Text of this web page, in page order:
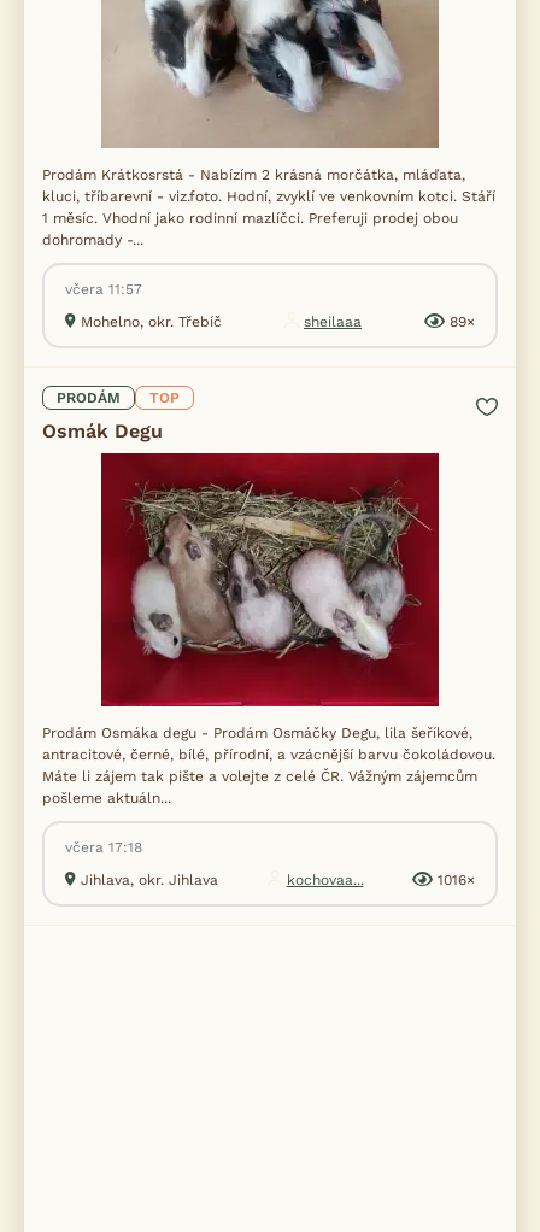
Prodám Krátkosrstá - Nabízím 2 krásná morčátka, mláďata,
kluci, tříbarevní - viz.foto. Hodní, zvyklí ve venkovním kotci. Stáří
1 měsíc. Vhodní jako rodinní mazlíčci. Preferuji prodej obou
dohromady -...
včera 11:57
Mohelno, okr. Třebíč
sheilaaa 89×
PRODÁM TOP
Osmák Degu
Prodám Osmáka degu - Prodám Osmáčky Degu, lila šeříkové,
antracitové, černé, bílé, přírodní, a vzácnější barvu čokoládovou.
Máte li zájem tak pište a volejte z celé ČR. Vážným zájemcům
pošleme aktuáln...
včera 17:18
Jihlava, okr. Jihlava
kochovaa... 1016×